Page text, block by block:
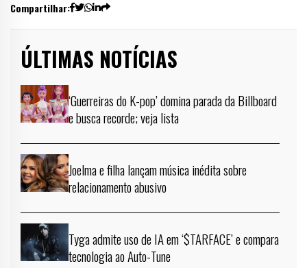
Compartilhar:
ÚLTIMAS NOTÍCIAS
‘Guerreiras do K-pop’ domina parada da Billboard
e busca recorde; veja lista
Joelma e filha lançam música inédita sobre
relacionamento abusivo
Tyga admite uso de IA em ‘$TARFACE’ e compara
tecnologia ao Auto-Tune